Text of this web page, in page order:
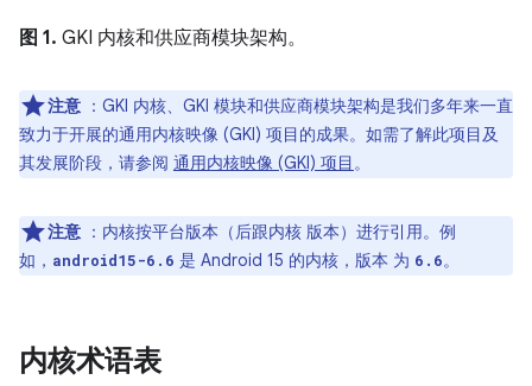
图 1. GKI 内核和供应商模块架构。
注意 ：GKI 内核、GKI 模块和供应商模块架构是我们多年来一直
致力于开展的通用内核映像 (GKI) 项目的成果。如需了解此项目及
其发展阶段，请参阅 通用内核映像 (GKI) 项目。
注意 ：内核按平台版本（后跟内核 版本）进行引用。例
如， android15-6.6 是 Android 15 的内核，版本 为 6.6。
内核术语表